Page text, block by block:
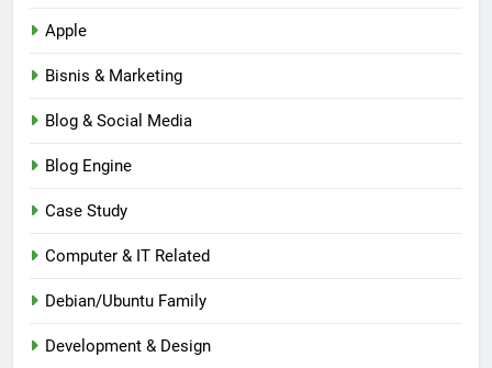
Apple
Bisnis & Marketing
Blog & Social Media
Blog Engine
Case Study
Computer & IT Related
Debian/Ubuntu Family
Development & Design